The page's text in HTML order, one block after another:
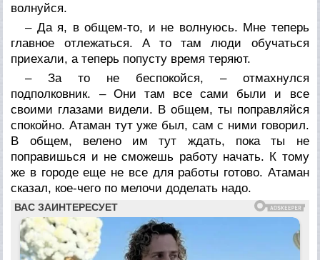
волнуйся.
– Да я, в общем-то, и не волнуюсь. Мне теперь
главное отлежаться. А то там люди обучаться
приехали, а теперь попусту время теряют.
– За то не беспокойся, – отмахнулся
подполковник. – Они там все сами были и все
своими глазами видели. В общем, ты поправляйся
спокойно. Атаман тут уже был, сам с ними говорил.
В общем, велено им тут ждать, пока ты не
поправишься и не сможешь работу начать. К тому
же в городе еще не все для работы готово. Атаман
сказал, кое-чего по мелочи доделать надо.